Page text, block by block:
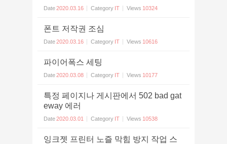
Date2020.03.16 Category IT Views 10324
폰트 저작권 조심
Date2020.03.16 Category IT Views 10616
파이어폭스 세팅
Date2020.03.08 Category IT Views 10177
특정 페이지나 게시판에서 502 bad gat
eway 에러
Date2020.03.01 Category IT Views 10538
잉크젯 프린터 노즐 막힘 방지 작업 스